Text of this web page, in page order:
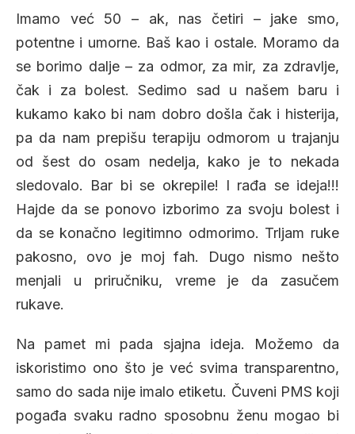
Imamo već 50 – ak, nas četiri – jake smo,
potentne i umorne. Baš kao i ostale. Moramo da
se borimo dalje – za odmor, za mir, za zdravlje,
čak i za bolest. Sedimo sad u našem baru i
kukamo kako bi nam dobro došla čak i histerija,
pa da nam prepišu terapiju odmorom u trajanju
od šest do osam nedelja, kako je to nekada
sledovalo. Bar bi se okrepile! I rađa se ideja!!!
Hajde da se ponovo izborimo za svoju bolest i
da se konačno legitimno odmorimo. Trljam ruke
pakosno, ovo je moj fah. Dugo nismo nešto
menjali u priručniku, vreme je da zasučem
rukave.
Na pamet mi pada sjajna ideja. Možemo da
iskoristimo ono što je već svima transparentno,
samo do sada nije imalo etiketu. Čuveni PMS koji
pogađa svaku radno sposobnu ženu mogao bi